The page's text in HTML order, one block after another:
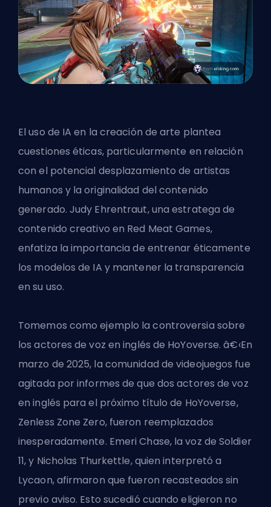
El uso de IA en la creación de arte plantea
cuestiones éticas, particularmente en relación
con el potencial desplazamiento de artistas
humanos y la originalidad del contenido
generado. Judy Ehrentraut, una estratega de
contenido creativo en Red Meat Games,
enfatiza la importancia de entrenar éticamente
los modelos de IA y mantener la transparencia
en su uso.
Tomemos como ejemplo la controversia sobre
los actores de voz en inglés de HoYoverse. â€‹En
marzo de 2025, la comunidad de videojuegos fue
agitada por informes de que dos actores de voz
en inglés para el próximo título de HoYoverse,
Zenless Zone Zero, fueron reemplazados
inesperadamente. Emeri Chase, la voz de Soldier
11, y Nicholas Thurkettle, quien interpretó a
Lycaon, afirmaron que fueron recasteados sin
previo aviso. Esto sucedió cuando eligieron no